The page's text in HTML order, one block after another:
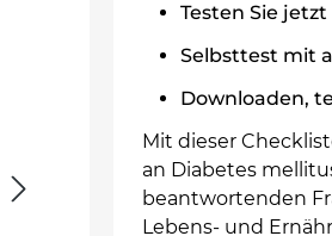
Testen Sie
Selbsttest mit
Downloaden,
Mit dieser
an Diabetes
beantwortenden
Lebens- und